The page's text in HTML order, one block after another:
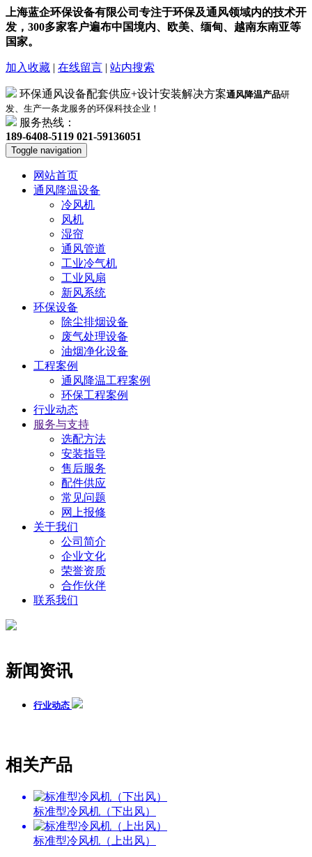
上海蓝企环保设备有限公司专注于环保及通风领域内的技术开
发，300多家客户遍布中国境内、欧美、缅甸、越南东南亚等
国家。
加入收藏 | 在线留言 | 站内搜索
环保通风设备配套供应+设计安装解决方案通风降温产品研
发、生产一条龙服务的环保科技企业！
服务热线：
189-6408-5119 021-59136051
Toggle navigation
网站首页
通风降温设备
冷风机
风机
湿帘
通风管道
工业冷气机
工业风扇
新风系统
环保设备
除尘排烟设备
废气处理设备
油烟净化设备
工程案例
通风降温工程案例
环保工程案例
行业动态
服务与支持
选配方法
安装指导
售后服务
配件供应
常见问题
网上报修
关于我们
公司简介
企业文化
荣誉资质
合作伙伴
联系我们
新闻资讯
行业动态
相关产品
标准型冷风机（下出风）
标准型冷风机（上出风）